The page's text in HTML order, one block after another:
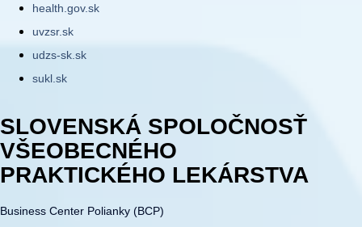
health.gov.sk
uvzsr.sk
udzs-sk.sk
sukl.sk
SLOVENSKÁ SPOLOČNOSŤ
VŠEOBECNÉHO
PRAKTICKÉHO LEKÁRSTVA
Business Center Polianky (BCP)